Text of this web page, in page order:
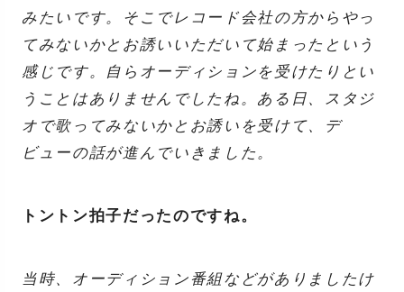
みたいです。そこでレコード会社の方からやっ
てみないかとお誘いいただいて始まったという
感じです。自らオーディションを受けたりとい
うことはありませんでしたね。ある日、スタジ
オで歌ってみないかとお誘いを受けて、デ
ビューの話が進んでいきました。
トントン拍子だったのですね。
当時、オーディション番組などがありましたけ